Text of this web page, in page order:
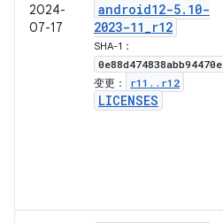
2024-
07-17
android12-5. 10-
2023-11_r12
SHA-1：
0e88d474838abb94470e
变更： r11 . . r12
LICENSES